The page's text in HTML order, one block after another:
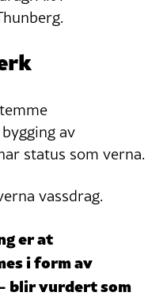
av
status som verna.
vassdrag.
er at
i form av
blir vurdert som